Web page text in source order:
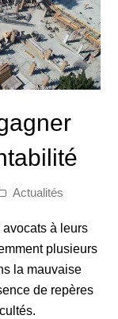
Actualités
à leurs
plusieurs
la mauvaise
de repères